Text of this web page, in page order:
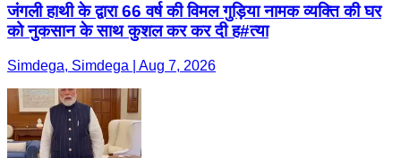
जंगली हाथी के द्वारा 66 वर्ष की विमल गुड़िया नामक व्यक्ति की घर
को नुकसान के साथ कुशल कर कर दी ह#त्या
Simdega, Simdega | Aug 7, 2026